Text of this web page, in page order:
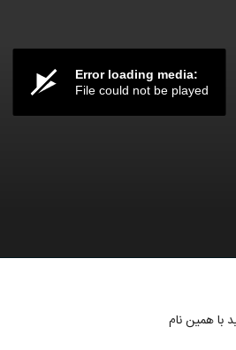
Error loading media:
File could not be played
با همین نام